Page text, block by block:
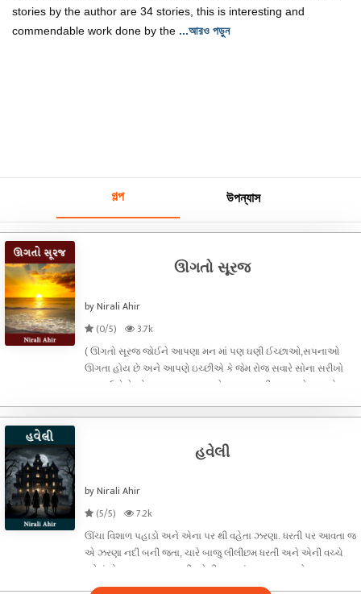
stories by the author are 34 stories, this is interesting and
commendable work done by the ...আরও পড়ুন
গল্প উপন্যাস
ઊગતો સૂરજ
by Nirali Ahir
(0/5)
3.7k
( ઊગતો સૂરજ જોઈને આપણા મન માં પણ ઘણી ઈચ્છાઓ,સપનાઓ
ઊગતા હોય છે અને આપણે ઇચ્છીએ કે જેમ રોજ સવારે સોના સરીખો
સૂરજ ઉગે છે એમ આપણા સપનાઓ પણ આપણી ઇચ્છાઓ પણ એક
આપની સાથે એક નવી વાર્તા શેર કરવા જઈ રહ
હવેલી
by Nirali Ahir
(5/5)
7.2k
ઊંચા વિશાળ પહાડો અને એના પર થી વહેતા ઝરણા. ધરતી પર આવતા જ
એ ઝરણા નદી બની જતા, ચારે બાજુ લીલીછમ ધરતી અને એની વચ્ચે
વસેલું મોનાપર ગામ.સવાર ની વહેલી બસ માં ગામના બસ સ્ટેશન પર ચાર
જુવાનિયા ઉતર્યા (રાહુલ, નીરવ,રણવીર અને કેવિન)સાથે ત્રણ યુવતીઓ